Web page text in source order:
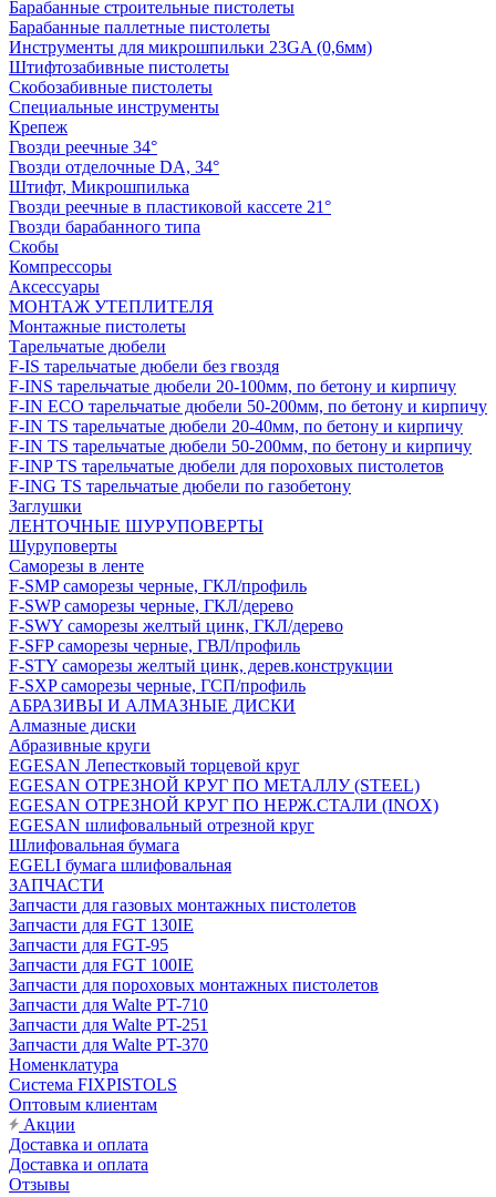
Барабанные строительные пистолеты
Барабанные паллетные пистолеты
Инструменты для микрошпильки 23GA (0,6мм)
Штифтозабивные пистолеты
Скобозабивные пистолеты
Специальные инструменты
Крепеж
Гвозди реечные 34°
Гвозди отделочные DA, 34°
Штифт, Микрошпилька
Гвозди реечные в пластиковой кассете 21°
Гвозди барабанного типа
Скобы
Компрессоры
Аксессуары
МОНТАЖ УТЕПЛИТЕЛЯ
Монтажные пистолеты
Тарельчатые дюбели
F-IS тарельчатые дюбели без гвоздя
F-INS тарельчатые дюбели 20-100мм, по бетону и кирпичу
F-IN ECO тарельчатые дюбели 50-200мм, по бетону и кирпичу
F-IN TS тарельчатые дюбели 20-40мм, по бетону и кирпичу
F-IN TS тарельчатые дюбели 50-200мм, по бетону и кирпичу
F-INP TS тарельчатые дюбели для пороховых пистолетов
F-ING TS тарельчатые дюбели по газобетону
Заглушки
ЛЕНТОЧНЫЕ ШУРУПОВЕРТЫ
Шуруповерты
Саморезы в ленте
F-SMP саморезы черные, ГКЛ/профиль
F-SWP саморезы черные, ГКЛ/дерево
F-SWY саморезы желтый цинк, ГКЛ/дерево
F-SFP саморезы черные, ГВЛ/профиль
F-STY саморезы желтый цинк, дерев.конструкции
F-SXP саморезы черные, ГСП/профиль
АБРАЗИВЫ И АЛМАЗНЫЕ ДИСКИ
Алмазные диски
Абразивные круги
EGESAN Лепестковый торцевой круг
EGESAN ОТРЕЗНОЙ КРУГ ПО МЕТАЛЛУ (STEEL)
EGESAN ОТРЕЗНОЙ КРУГ ПО НЕРЖ.СТАЛИ (INOX)
EGESAN шлифовальный отрезной круг
Шлифовальная бумага
EGELI бумага шлифовальная
ЗАПЧАСТИ
Запчасти для газовых монтажных пистолетов
Запчасти для FGT 130IE
Запчасти для FGT-95
Запчасти для FGT 100IE
Запчасти для пороховых монтажных пистолетов
Запчасти для Walte PT-710
Запчасти для Walte PT-251
Запчасти для Walte PT-370
Номенклатура
Система FIXPISTOLS
Оптовым клиентам
Акции
Доставка и оплата
Доставка и оплата
Отзывы